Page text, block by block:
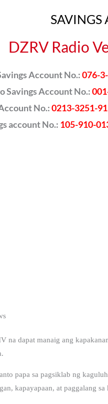
DZRV Radio
Account No.:076-
Savings Account No.:
No.:0213-3251-91
account No.: 105-910-
na dapat manaig ang
papa sa pagsiklab ng
kapayapaan, at paggalang sa